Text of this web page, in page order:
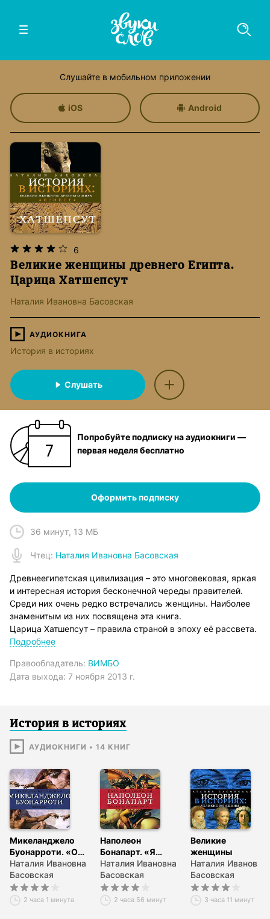
Слушайте в мобильном приложении
iOS Android
6
Великие женщины древнего Египта.
Царица Хатшепсут
Наталия Ивановна Басовская
АУДИОКНИГА
История в историях
Слушать
Попробуйте подписку на аудиокниги —
первая неделя бесплатно
Оформить подписку
36 минут, 13 МБ
Чтец: Наталия Ивановна Басовская
Древнеегипетская цивилизация – это многовековая, яркая
и интересная история бесконечной череды правителей.
Среди них очень редко встречались женщины. Наиболее
знаменитым из них посвящена эта книга.
Царица Хатшепсут – правила страной в эпоху её рассвета.
В отличие от правителей-мужчин, она не вела
Наталия Ивановна Басовская ­– доктор исторических наук,
профессор, историк-медиевист.
она ведет программу «Все так!» на радиостанции «Эхо
Москвы» и читает лекции в проекте «Академия» на
телеканале Культура.
Подробнее
Правообладатель: ВИМБО
Дата выхода: 7 ноября 2013 г.
История в историях
АУДИОКНИГИ • 14 КНИГ
Микеланджело
Буонарроти. «Он
мог всё!»
Наталия Ивановна
Басовская
2 часа 1 минута
Наполеон
Бонапарт. «Я
должен был
умереть в
Москве…»
Наталия Ивановна
Басовская
2 часа 56 минут
Великие
женщины
Наталия Ивановна
Басовская
3 часа 11 минут